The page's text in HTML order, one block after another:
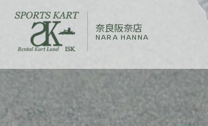
奈良阪奈店
NARA HANNA